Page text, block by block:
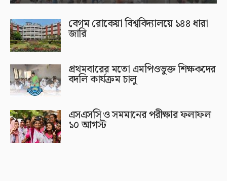
বেগম রোকেয়া বিশ্ববিদ্যালয়ে ১৪৪ ধারা
জারি
প্রথমবারের মতো এমপিওভুক্ত শিক্ষকদের
বদলি কার্যক্রম চালু
এসএসসি ও সমমানের পরীক্ষার ফলাফল
১০ আগস্ট